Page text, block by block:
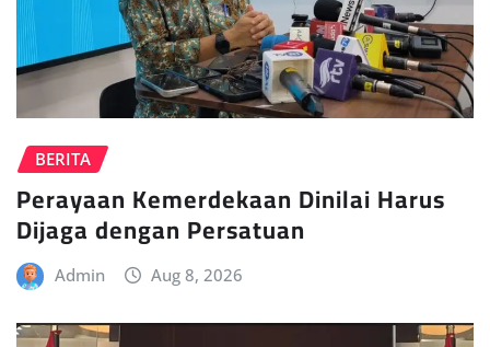
BERITA
Perayaan Kemerdekaan Dinilai Harus
Dijaga dengan Persatuan
Admin Aug 8, 2026